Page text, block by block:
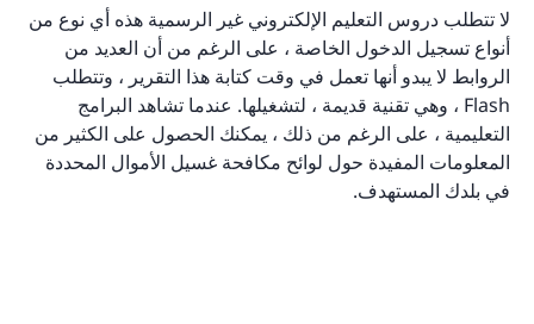
لا تتطلب دروس التعليم الإلكتروني غير الرسمية هذه أي نوع من
أنواع تسجيل الدخول الخاصة ، على الرغم من أن العديد من
الروابط لا يبدو أنها تعمل في وقت كتابة هذا التقرير ، وتتطلب
Flash ، وهي تقنية قديمة ، لتشغيلها. عندما تشاهد البرامج
التعليمية ، على الرغم من ذلك ، يمكنك الحصول على الكثير من
المعلومات المفيدة حول لوائح مكافحة غسيل الأموال المحددة
في بلدك المستهدف.